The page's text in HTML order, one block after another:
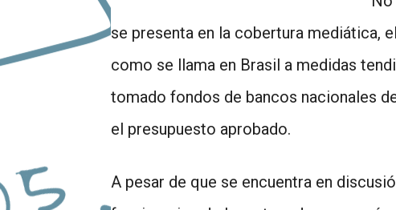
se presenta en la cobertura mediática,
como se llama en Brasil a medidas
tomado fondos de bancos nacionales
el presupuesto aprobado.
A pesar de que se encuentra en